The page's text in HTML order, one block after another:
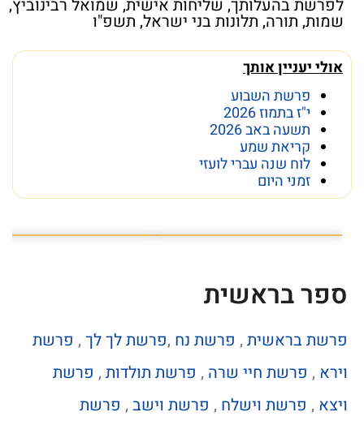
לפרשת בהעלותך, שליחות אישית, שמואל רבינוביץ,
שמות, תורה, תלונות בני ישראל, תשפ"ו
אולי יעניין אותך
פרשת השבוע
י"ז בתמוז 2026
תשעה באב 2026
קריאת שמע
לוח שנה עברי לועזי
זמני היום
ספר בראשית
פרשת בראשית , פרשת נח ,פרשת לך לך , פרשת
וירא , פרשת חיי שרה , פרשת תולדות , פרשת
ויצא , פרשת וישלח , פרשת וישב , פרשת